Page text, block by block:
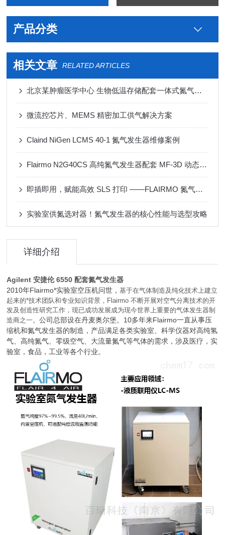
产品分类
相关文章 RELATED ARTICLES
北京某肿瘤医学中心 生物低温存储配套一体式氮气发生器
微流控芯片、MEMS 精密加工供气解决方案
Claind NiGen LCMS 40-1 氮气发生器维修案例
Flairmo N2G40CS 高纯氮气发生器配套 MF-3D 动态配气装置应用案例
即插即用，赋能高效 SLS 打印 ——FLAIRMO 氮气发生器应用成功案例
实验室供氮选对器！氮气发生器的核心性能与选型攻略
详细介绍
Agilent 安捷伦 6550 配套氮气发生器
2010年Flairmo*实验室空压机问世，基于在气体制造及纯化技术上建立
起来的*技术团队和专业知识背景，Flairmo 不断开展对空气分离技术的开
发及创造性研究工作，现已成功发展成为现今世界上重要的气体发生器制
造商之一。公司总部设在丹麦奥尔堡。10多年来Flairmo一直从事压
缩机和氮气发生器的制造，产品满足各类实验室、科学仪器对高纯氢
气、高纯氮气、零级空气、大流量氮气等气体的需求，涉及医疗，实
验室，食品，工业等各个行业。